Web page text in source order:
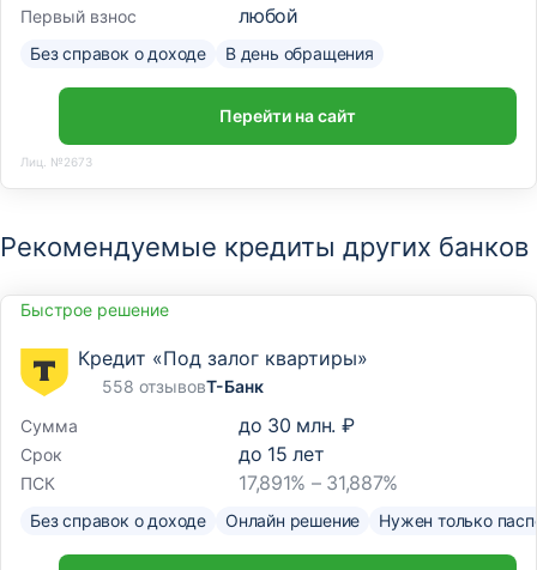
Первый взнос любой
Без справок о доходе В день обращения
Перейти на сайт
Лиц. №2673
Рекомендуемые кредиты других банков
Быстрое решение
Кредит «Под залог квартиры»
558 отзывовТ-Банк
Сумма
до 30 млн. ₽
Срок до 15 лет
ПСК 17,891% – 31,887%
Без справок о доходе Онлайн решение Нужен только